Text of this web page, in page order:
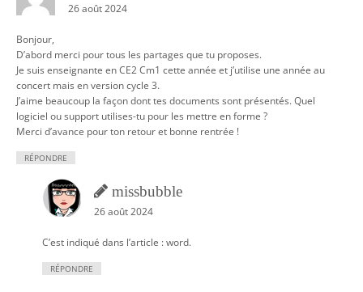
26 août 2024
Bonjour,
D’abord merci pour tous les partages que tu proposes.
Je suis enseignante en CE2 Cm1 cette année et j’utilise une année au
concert mais en version cycle 3.
J’aime beaucoup la façon dont tes documents sont présentés. Quel
logiciel ou support utilises-tu pour les mettre en forme ?
Merci d’avance pour ton retour et bonne rentrée !
RÉPONDRE
missbubble
26 août 2024
C’est indiqué dans l’article : word.
RÉPONDRE